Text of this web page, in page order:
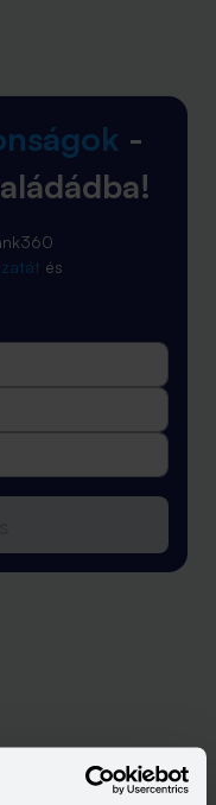
-
és